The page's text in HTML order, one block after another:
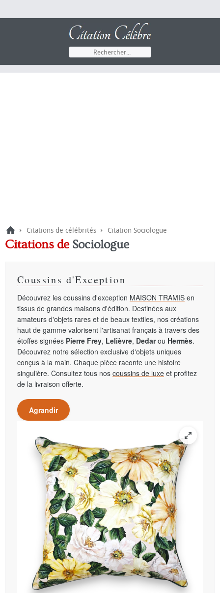
› Citations de célébrités › Citation Sociologue
Citations de Sociologue
Coussins d'Exception
Découvrez les coussins d'exception MAISON TRAMIS en
tissus de grandes maisons d'édition. Destinées aux
amateurs d'objets rares et de beaux textiles, nos créations
haut de gamme valorisent l'artisanat français à travers des
étoffes signées Pierre Frey, Lelièvre, Dedarou Hermès.
Découvrez notre sélection exclusive d'objets uniques
conçus à la main. Chaque pièce raconte une histoire
singulière. Consultez tous nos coussins de luxe et profitez
de la livraison offerte.
Agrandir